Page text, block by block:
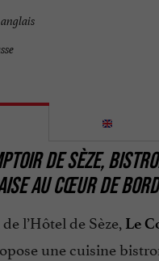
DE SÈZE,
AU CŒUR DE
l’Hôtel de Sèze, Le
une cuisine